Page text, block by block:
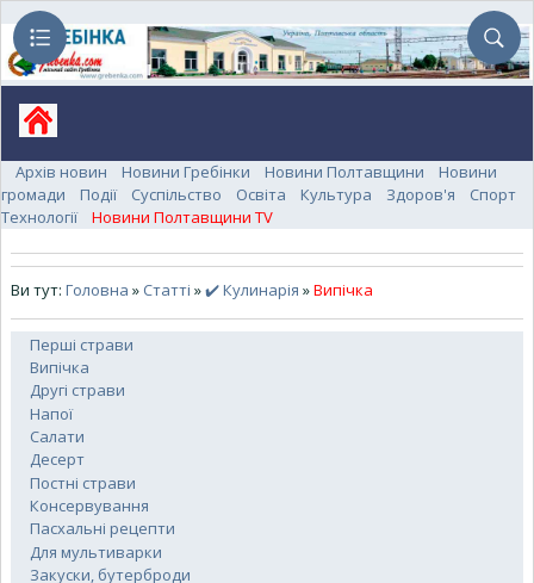
Архів новин Новини Гребінки Новини Полтавщини
Новини
громади
Події Суспільство Освіта Культура Здоров'я
Спорт
Технології
Новини Полтавщини TV
Ви тут: Головна » Статті »✔️ Кулинарія »Випічка
Перші страви
Випічка
Другі страви
Напої
Салати
Десерт
Постні страви
Консервування
Пасхальні рецепти
Для мультиварки
Закуски, бутерброди